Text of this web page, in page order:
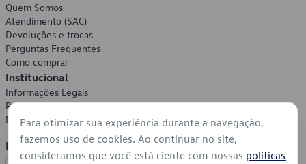
Quem Somos
Atendimento (SAC)
Devoluções e trocas
Perguntas Frequentes
Como comprar
Institucional
Informações Legais
Política de Privacidade
Política de Cookies
Formas de Pagamento
Para otimizar sua experiência durante a navegação,
fazemos uso de cookies. Ao continuar no site,
consideramos que você está ciente com nossas políticas